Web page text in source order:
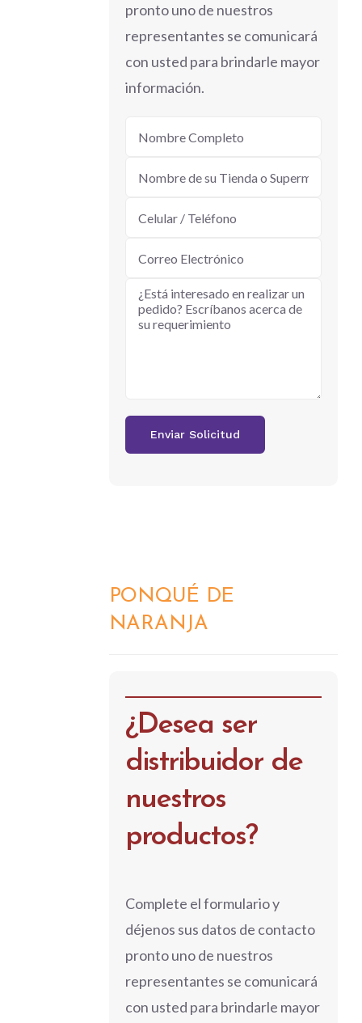
pronto uno de nuestros
representantes se comunicará
con usted para brindarle mayor
información.
PONQUÉ DE
NARANJA
¿Desea ser
distribuidor de
nuestros
productos?
Complete el formulario y
déjenos sus datos de contacto
pronto uno de nuestros
representantes se comunicará
con usted para brindarle mayor